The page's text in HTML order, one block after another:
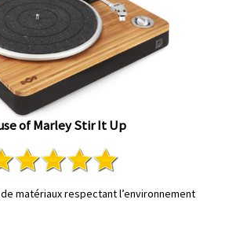
of Marley Stir It Up
matériaux respectant l’environnement